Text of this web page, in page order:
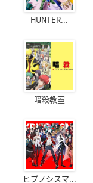
HUNTER...
暗殺教室
ヒプノシスマ...